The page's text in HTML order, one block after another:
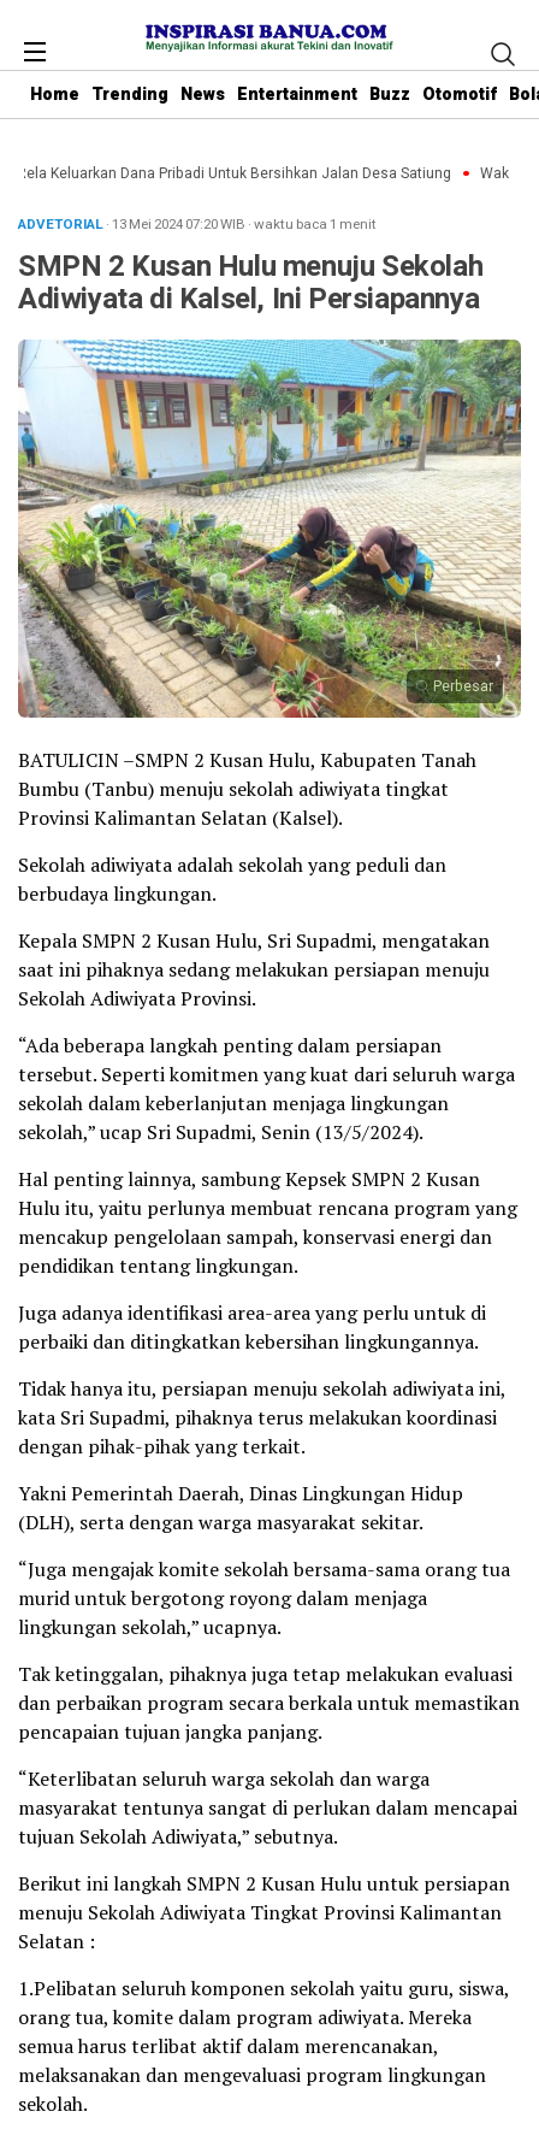
Home Trending News Entertainment Buzz Otomotif
Keluarkan Dana Pribadi Untuk Bersihkan Jalan Desa Satiung Waket
ADVETORIAL· 13 Mei 202407:20WIB ·waktu baca 1 menit
SMPN 2 Kusan Hulu menuju Sekolah
Adiwiyata di Kalsel, Ini Persiapannya
Perbesar
BATULICIN –SMPN 2 Kusan Hulu, Kabupaten Tanah
Bumbu (Tanbu) menuju sekolah adiwiyata tingkat
Provinsi Kalimantan Selatan (Kalsel).
Sekolah adiwiyata adalah sekolah yang peduli dan
berbudaya lingkungan.
Kepala SMPN 2 Kusan Hulu, Sri Supadmi, mengatakan
saat ini pihaknya sedang melakukan persiapan menuju
Sekolah Adiwiyata Provinsi.
“Ada beberapa langkah penting dalam persiapan
tersebut. Seperti komitmen yang kuat dari seluruh warga
sekolah dalam keberlanjutan menjaga lingkungan
sekolah,” ucap Sri Supadmi, Senin (13/5/2024).
Hal penting lainnya, sambung Kepsek SMPN 2 Kusan
Hulu itu, yaitu perlunya membuat rencana program yang
mencakup pengelolaan sampah, konservasi energi dan
pendidikan tentang lingkungan.
Juga adanya identifikasi area-area yang perlu untuk di
perbaiki dan ditingkatkan kebersihan lingkungannya.
Tidak hanya itu, persiapan menuju sekolah adiwiyata ini,
kata Sri Supadmi, pihaknya terus melakukan koordinasi
dengan pihak-pihak yang terkait.
Yakni Pemerintah Daerah, Dinas Lingkungan Hidup
(DLH), serta dengan warga masyarakat sekitar.
“Juga mengajak komite sekolah bersama-sama orang tua
murid untuk bergotong royong dalam menjaga
lingkungan sekolah,” ucapnya.
Tak ketinggalan, pihaknya juga tetap melakukan evaluasi
dan perbaikan program secara berkala untuk memastikan
pencapaian tujuan jangka panjang.
“Keterlibatan seluruh warga sekolah dan warga
masyarakat tentunya sangat di perlukan dalam mencapai
tujuan Sekolah Adiwiyata,” sebutnya.
Berikut ini langkah SMPN 2 Kusan Hulu untuk persiapan
menuju Sekolah Adiwiyata Tingkat Provinsi Kalimantan
Selatan :
1.Pelibatan seluruh komponen sekolah yaitu guru, siswa,
orang tua, komite dalam program adiwiyata. Mereka
semua harus terlibat aktif dalam merencanakan,
melaksanakan dan mengevaluasi program lingkungan
sekolah.